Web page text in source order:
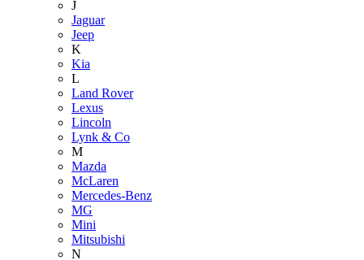
J
Jaguar
Jeep
K
Kia
L
Land Rover
Lexus
Lincoln
Lynk & Co
M
Mazda
McLaren
Mercedes-Benz
MG
Mini
Mitsubishi
N